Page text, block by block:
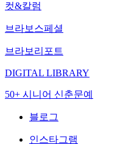
컷&칼럼
브라보스페셜
브라보리포트
DIGITAL LIBRARY
50+ 시니어 신춘문예
블로그
인스타그램